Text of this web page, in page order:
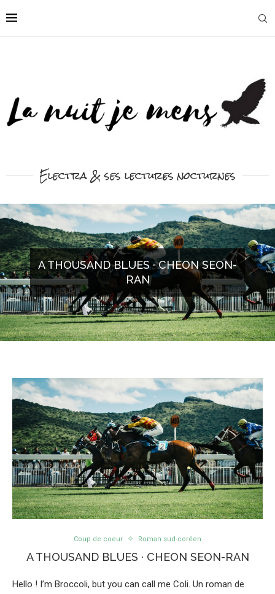
Electra & ses lectures nocturnes
Coup de coeur Roman sud-coréen
A THOUSAND BLUES · CHEON SEON-RAN
Hello ! I’m Broccoli, but you can call me Coli. Un roman de